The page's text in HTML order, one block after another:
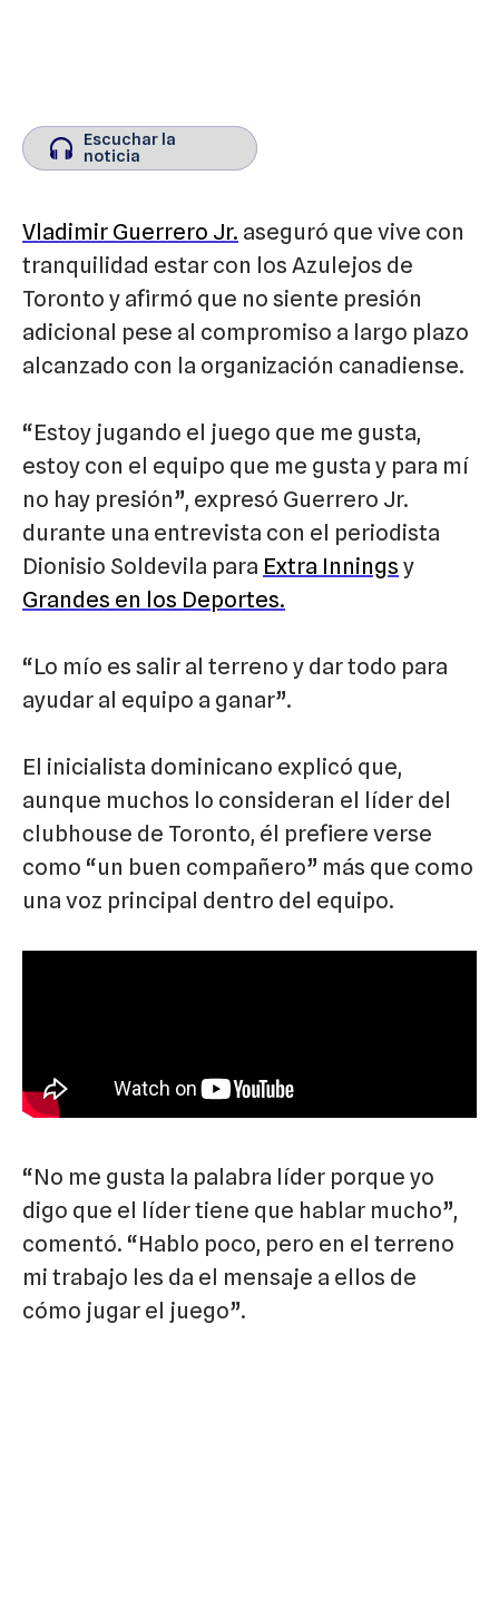
Escuchar la
noticia
Escuchar la
noticia
Vladimir Guerrero Jr. aseguró que vive con
tranquilidad estar con los Azulejos de
Toronto y afirmó que no siente presión
adicional pese al compromiso a largo plazo
alcanzado con la organización canadiense.
“Estoy jugando el juego que me gusta,
estoy con el equipo que me gusta y para mí
no hay presión”, expresó Guerrero Jr.
durante una entrevista con el periodista
Dionisio Soldevila para Extra Innings y
Grandes en los Deportes.
“Lo mío es salir al terreno y dar todo para
ayudar al equipo a ganar”.
El inicialista dominicano explicó que,
aunque muchos lo consideran el líder del
clubhouse de Toronto, él prefiere verse
como “un buen compañero” más que como
una voz principal dentro del equipo.
“No me gusta la palabra líder porque yo
digo que el líder tiene que hablar mucho”,
comentó. “Hablo poco, pero en el terreno
mi trabajo les da el mensaje a ellos de
cómo jugar el juego”.